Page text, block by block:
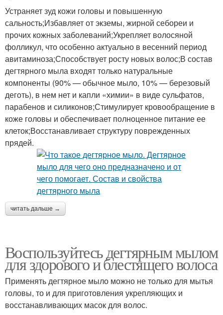
Устраняет зуд кожи головы и повышенную
сальность;Избавляет от экземы, жирной себореи и
прочих кожных заболеваний;Укрепляет волосяной
фолликул, что особенно актуально в весенний период
авитаминоза;Способствует росту новых волос;В состав
дегтярного мыла входят только натуральные
компоненты (90% — обычное мыло, 10% — березовый
деготь), в нем нет и капли «химии» в виде сульфатов,
парабенов и силиконов;Стимулирует кровообращение в
коже головы и обеспечивает полноценное питание ее
клеток;Восстанавливает структуру поврежденных
прядей.
читать дальше →
Воспользуйтесь дегтярным мылом
для здорового и блестящего волоса
Применять дегтярное мыло можно не только для мытья
головы, то и для приготовления укрепляющих и
восстанавливающих масок для волос.